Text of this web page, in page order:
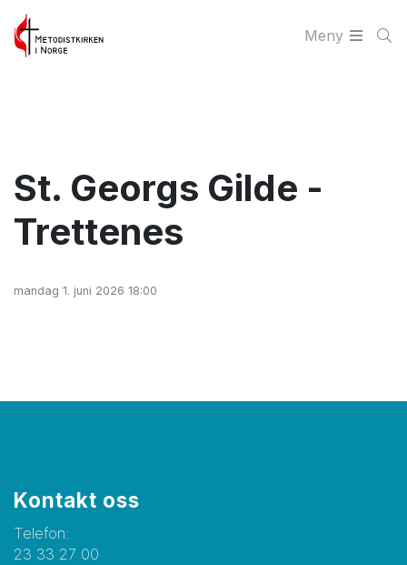
Meny
St. Georgs Gilde -
Trettenes
mandag 1. juni 2026 18:00
Kontakt oss
Telefon:
23 33 27 00